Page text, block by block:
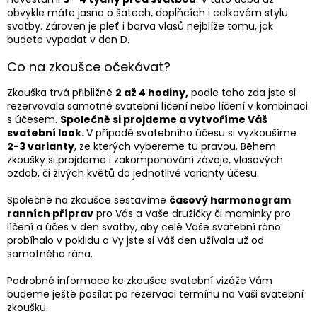
obvykle máte jasno o šatech, doplňcích i celkovém stylu
svatby. Zároveň je pleť i barva vlasů nejblíže tomu, jak
budete vypadat v den D.
Co na zkoušce očekávat?
Zkouška trvá přibližně 2 až 4 hodiny, podle toho zda jste si
rezervovala samotné svatební líčení nebo líčení v kombinaci
s účesem. Společně si projdeme a vytvoříme Váš
svatební look.V případě svatebního účesu si vyzkoušíme
2-3 varianty, ze kterých vybereme tu pravou. Během
zkoušky si projdeme i zakomponování závoje, vlasových
ozdob, či živých květů do jednotlivé varianty účesu.
Společně na zkoušce sestavíme časový harmonogram
ranních příprav pro Vás a Vaše družičky či maminky pro
líčení a účes v den svatby, aby celé Vaše svatební ráno
probíhalo v poklidu a Vy jste si Váš den užívala už od
samotného rána.
Podrobné informace ke zkoušce svatební vizáže Vám
budeme ještě posílat po rezervaci termínu na Vaši svatební
zkoušku.